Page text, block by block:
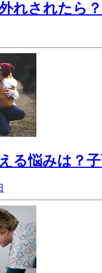
れされたら
る悩みは？